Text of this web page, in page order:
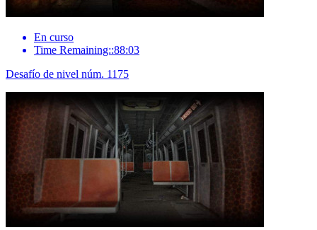
En curso
Time Remaining::88:03
Desafío de nivel núm. 1175